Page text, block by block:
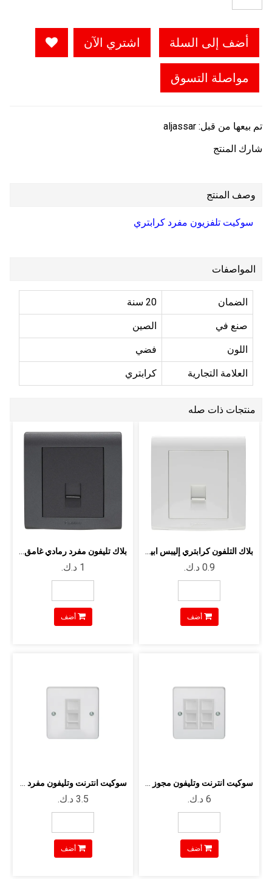
أضف إلى السلة اشتري الآن
مواصلة التسوق
تم بيعها من قبل: aljassar
شارك المنتج
وصف المنتج
سوكيت تلفزيون مفرد كرابتري
المواصفات
الضمان 20 سنة
صنع في الصين
اللون فضي
العلامة التجارية كرابتري
منتجات ذات صله
بلاك التلفون كرابتري إليبس ابيض RJ11 ...
أضف أضف
أضف أضف